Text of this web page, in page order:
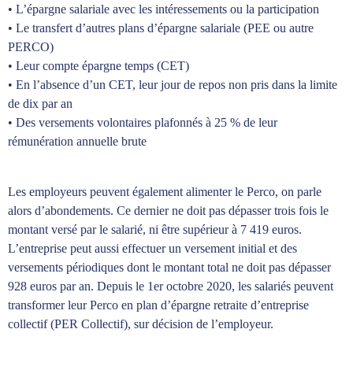
• L’épargne salariale avec les intéressements ou la participation
• Le transfert d’autres plans d’épargne salariale (PEE ou autre
PERCO)
• Leur compte épargne temps (CET)
• En l’absence d’un CET, leur jour de repos non pris dans la limite
de dix par an
• Des versements volontaires plafonnés à 25 % de leur
rémunération annuelle brute
Les employeurs peuvent également alimenter le Perco, on parle
alors d’abondements. Ce dernier ne doit pas dépasser trois fois le
montant versé par le salarié, ni être supérieur à 7 419 euros.
L’entreprise peut aussi effectuer un versement initial et des
versements périodiques dont le montant total ne doit pas dépasser
928 euros par an. Depuis le 1er octobre 2020, les salariés peuvent
transformer leur Perco en plan d’épargne retraite d’entreprise
collectif (PER Collectif), sur décision de l’employeur.